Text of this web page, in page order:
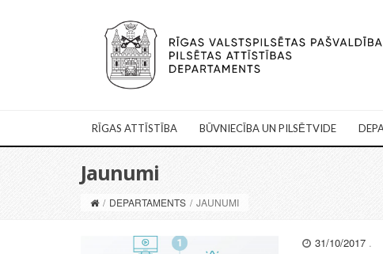
RĪGAS ATTĪSTĪBA BŪVNIECĪBA UN PILSĒTVIDE
Jaunumi
/ DEPARTAMENTS / JAUNUMI
31/10/2017 .